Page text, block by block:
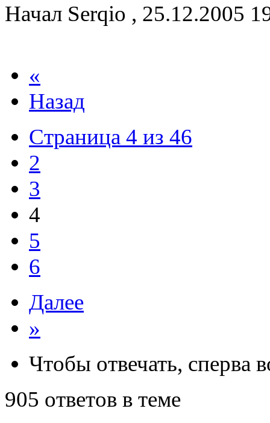
Начал Serqio , 25.12.2005
«
Назад
Страница 4 из 46
2
3
4
5
6
Далее
»
Чтобы отвечать, сперва
905 ответов в теме